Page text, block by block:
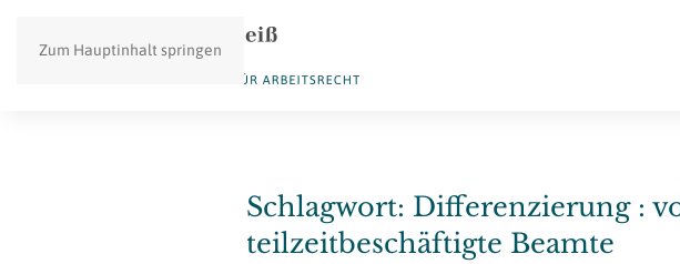
Zum Hauptinhalt springen
Schlagwort: Differenzierung :
teilzeitbeschäftigte Beamte